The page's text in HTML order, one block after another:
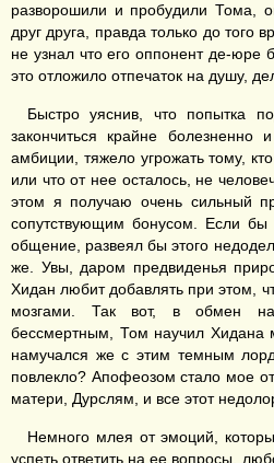
разворошили и пробудили Тома,
друг друга, правда только до того
не узнал что его оппонент де-юре
это отложило отпечаток на душу,
Быстро уяснив, что попытка
закончиться крайне
амбиции, тяжело угрожать тому,
или что от нее осталось, не
этом я получаю очень сильный
сопутствующим бонусом. Если
общение, развеял бы этого
же. Увы, даром предвиденья
Хидан любит добавлять при этом,
мозгами. Так вот, в обмен
бессмертным, Том научил Хидана
намучался же с этим темным
повлекло? Апофеозом стало мое
матери, Дурслям, и все этот
Немного млея от эмоций,
успеть ответить на ее вопросы,